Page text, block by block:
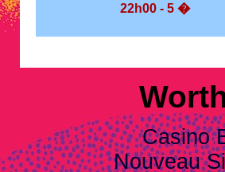
22h00 - 5 �
Casino
Nouveau